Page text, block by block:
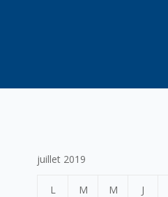
juillet 2019
L M M J